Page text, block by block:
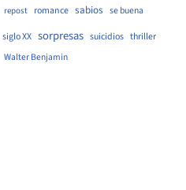
repost romance sabios se buena
siglo XX sorpresas suicidios thriller
Walter Benjamin